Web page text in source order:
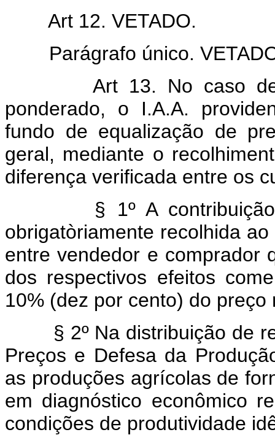
Art 12. VETADO.
Parágrafo único.
Art 13. No caso
ponderado, o I.A.A.
fundo de equalização de
geral, mediante o
diferença verificada entre os
§ 1º A contribuição a
obrigatòriamente recolhida
entre vendedor e comprador
dos respectivos efeitos
10% (dez por cento) do
§ 2º Na distribuição de
Preços e Defesa da
as produções agrícolas de
em diagnóstico econômico
condições de produtividade